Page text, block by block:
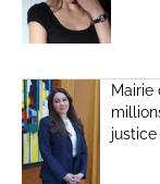
Mairie